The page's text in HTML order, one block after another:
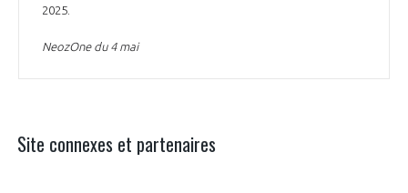
2025.
NeozOne du 4 mai
Site connexes et partenaires